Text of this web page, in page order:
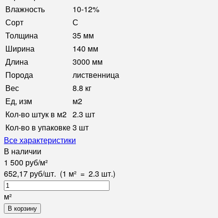
Влажность
10-12%
Сорт
С
Толщина
35 мм
Ширина
140 мм
Длина
3000 мм
Порода
лиственница
Вес
8.8 кг
Ед, изм
м2
Кол-во штук в м2 2.3 шт
Кол-во в упаковке3 шт
Все характеристики
В наличии
1 500 руб/м²
652,17 руб/шт. (1 м² = 2.3 шт.)
м²
В корзину